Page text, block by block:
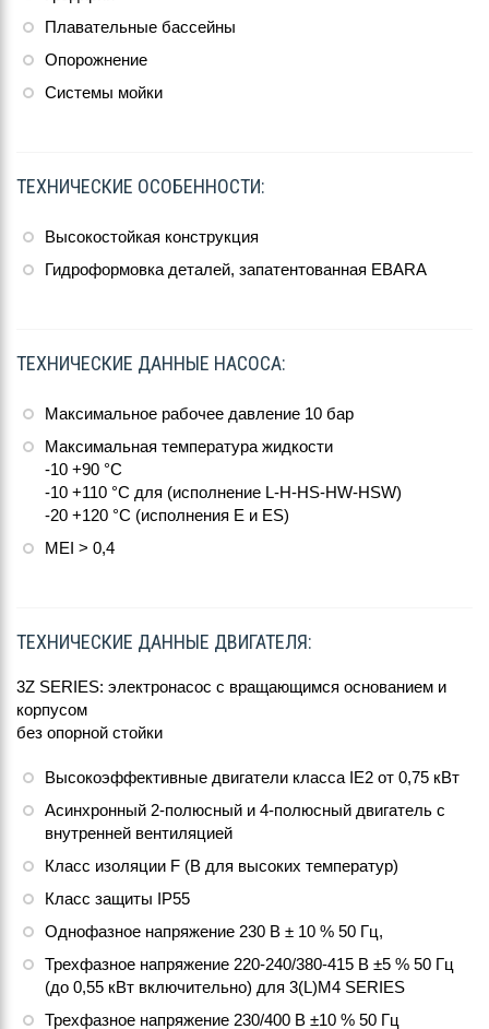
Плавательные бассейны
Опорожнение
Системы мойки
ТЕХНИЧЕСКИЕ ОСОБЕННОСТИ:
Высокостойкая конструкция
Гидроформовка деталей, запатентованная EBARA
ТЕХНИЧЕСКИЕ ДАННЫЕ НАСОСА:
Максимальное рабочее давление 10 бар
Максимальная температура жидкости
-10 +90 °C
-10 +110 °C для (исполнение L-H-HS-HW-HSW)
-20 +120 °C (исполнения Е и ES)
MEI > 0,4
ТЕХНИЧЕСКИЕ ДАННЫЕ ДВИГАТЕЛЯ:
3Z SERIES: электронасос с вращающимся основанием и
корпусом
без опорной стойки
Высокоэффективные двигатели класса IE2 от 0,75 кВт
Асинхронный 2-полюсный и 4-полюсный двигатель с
внутренней вентиляцией
Класс изоляции F (В для высоких температур)
Класс защиты IP55
Однофазное напряжение 230 В ± 10 % 50 Гц,
Трехфазное напряжение 220-240/380-415 В ±5 % 50 Гц
(до 0,55 кВт включительно) для 3(L)M4 SERIES
Трехфазное напряжение 230/400 В ±10 % 50 Гц